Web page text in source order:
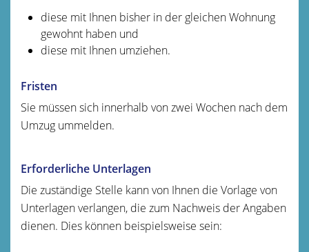
diese mit Ihnen bisher in der gleichen Wohnung
gewohnt haben und
diese mit Ihnen umziehen.
Fristen
Sie müssen sich innerhalb von zwei Wochen nach dem
Umzug ummelden.
Erforderliche Unterlagen
Die zuständige Stelle kann von Ihnen die Vorlage von
Unterlagen verlangen, die zum Nachweis der Angaben
dienen. Dies können beispielsweise sein: